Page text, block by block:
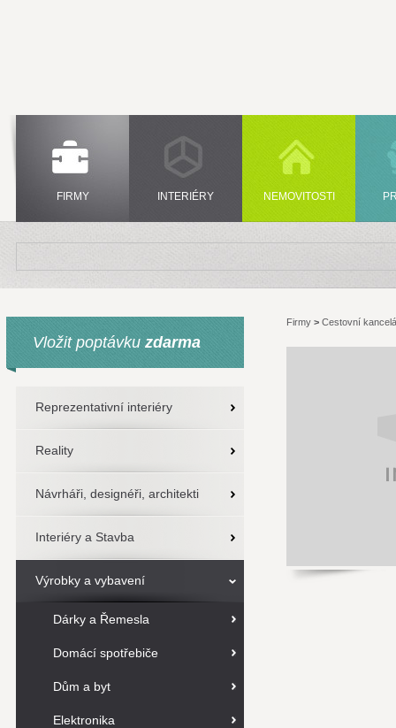
FIRMY INTERIÉRY NEMOVITOSTI
Vložit poptávku zdarma
Reprezentativní interiéry
Reality
Návrháři, designéři, architekti
Interiéry a Stavba
Výrobky a vybavení
Dárky a Řemesla
Domácí spotřebiče
Dům a byt
Elektronika
Firmy > Cestovní